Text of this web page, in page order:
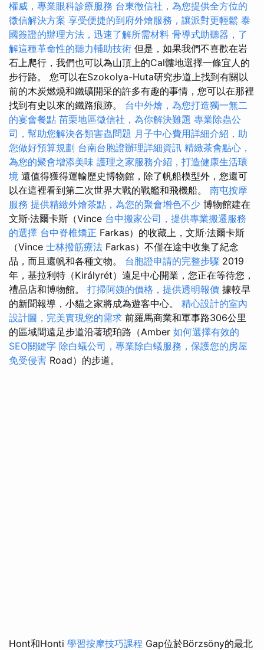
權威，專業眼科診療服務 台東徵信社，為您提供全方位的
徵信解決方案 享受便捷的到府外燴服務，讓派對更輕鬆 泰
國簽證的辦理方法，迅速了解所需材料 骨導式助聽器，了
解這種革命性的聽力輔助技術 但是，如果我們不喜歡在岩
石上爬行，我們也可以為山頂上的Cal髏地選擇一條宜人的
步行路。 您可以在Szokolya-Huta研究步道上找到有關以
前的木炭燃燒和鐵礦開采的許多有趣的事情，您可以在那裡
找到有史以來的鐵路痕跡。 台中外燴，為您打造獨一無二
的宴會餐點 苗栗地區徵信社，為你解決難題 專業除蟲公
司，幫助您解決各類害蟲問題 月子中心費用詳細介紹，助
您做好預算規劃 台南台胞證辦理詳細資訊 精緻茶會點心，
為您的聚會增添美味 護理之家服務介紹，打造健康生活環
境 還值得獲得運輸歷史博物館，除了帆船模型外，您還可
以在這裡看到第二次世界大戰的戰艦和飛機船。 南屯按摩
服務 提供精緻外燴茶點，為您的聚會增色不少 博物館建在
文斯·法爾卡斯（Vince 台中搬家公司，提供專業搬遷服務
的選擇 台中脊椎矯正 Farkas）的收藏上，文斯·法爾卡斯
（Vince 士林撥筋療法 Farkas）不僅在途中收集了紀念
品，而且還帆和各種文物。 台胞證申請的完整步驟 2019
年，基拉利特（Királyrét）遠足中心開業，您正在等待您，
禮品店和博物館。 打掃阿姨的價格，提供透明報價 據較早
的新聞報導，小貓之家將成為遊客中心。 精心設計的室內
設計圖，完美實現您的需求 前羅馬商業和軍事路306公里
的區域間遠足步道沿著琥珀路（Amber 如何選擇有效的
SEO關鍵字 除白蟻公司，專業除白蟻服務，保護您的房屋
免受侵害 Road）的步道。
Hont和Honti 學習按摩技巧課程 Gap位於Börzsöny的最北